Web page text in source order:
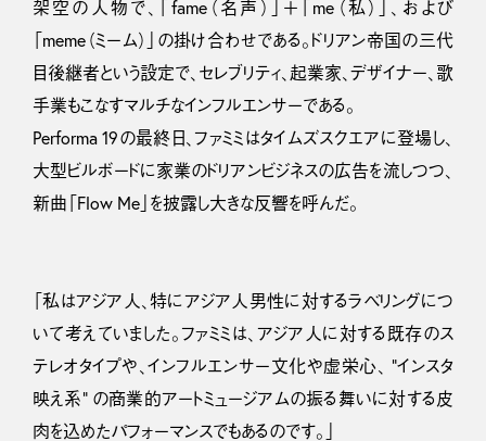
架空の人物で、「fame（名声）」＋「me（私）」、および
「meme（ミーム）」の掛け合わせである。ドリアン帝国の三代
目後継者という設定で、セレブリティ、起業家、デザイナー、歌
手業もこなすマルチなインフルエンサーである。
Performa 19の最終日、ファミミはタイムズスクエアに登場し、
大型ビルボードに家業のドリアンビジネスの広告を流しつつ、
新曲「Flow Me」を披露し大きな反響を呼んだ。
「私はアジア人、特にアジア人男性に対するラベリングにつ
いて考えていました。ファミミは、アジア人に対する既存のス
テレオタイプや、インフルエンサー文化や虚栄心、 “インスタ
映え系” の商業的アートミュージアムの振る舞いに対する皮
肉を込めたパフォーマンスでもあるのです。」